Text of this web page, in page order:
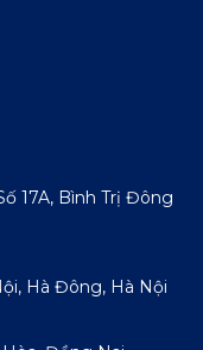
17A, Bình Trị Đông
Hà Đông, Hà Nội